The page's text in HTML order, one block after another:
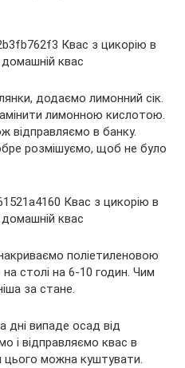
додаємо лимонний сік.
лимонною кислотою.
відправляємо в банку.
розмішуємо, щоб не було
поліетиленовою
столі на 6-10 годин. Чим
за стане.
дні випаде осад від
і відправляємо квас в
цього можна куштувати.